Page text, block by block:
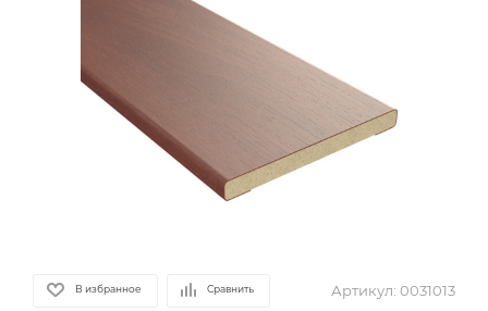
В избранное Сравнить Артикул: 0031013